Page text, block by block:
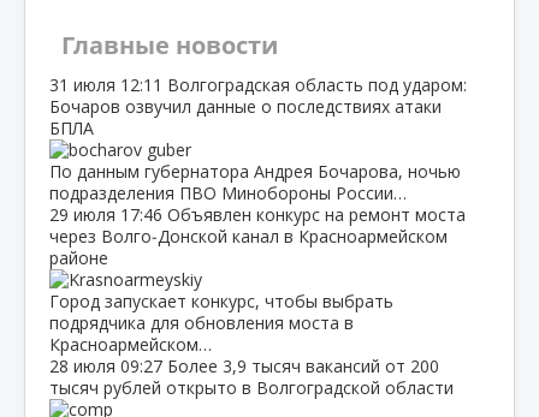
Главные новости
31 июля 12:11 Волгоградская область под ударом:
Бочаров озвучил данные о последствиях атаки
БПЛА
По данным губернатора Андрея Бочарова, ночью
подразделения ПВО Минобороны России…
29 июля 17:46 Объявлен конкурс на ремонт моста
через Волго‑Донской канал в Красноармейском
районе
Город запускает конкурс, чтобы выбрать
подрядчика для обновления моста в
Красноармейском…
28 июля 09:27 Более 3,9 тысяч вакансий от 200
тысяч рублей открыто в Волгоградской области